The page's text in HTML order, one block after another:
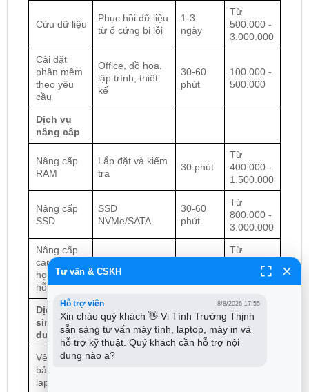
Cứu dữ liệu
Phục hồi dữ liệu
từ ổ cứng bị lỗi
1-3
ngày
Từ
500.000 -
3.000.000
Cài đặt
phần mềm
theo yêu
cầu
Office, đồ họa,
lập trình, thiết
kế
30-60
phút
100.000 -
500.000
Dịch vụ
nâng cấp
Nâng cấp
RAM
Lắp đặt và kiểm
tra
30 phút
Từ
400.000 -
1.500.000
Nâng cấp
SSD
SSD
NVMe/SATA
30-60
phút
Từ
800.000 -
3.000.000
Nâng cấp
card đồ
họa (laptop
hỗ trợ)
onboard
Từ
10.000.000
Dịch vụ vệ
sinh, bảo
dưỡng
Vệ sinh,
bảo dưỡng
laptop
Vệ sinh toàn bộ,
Tư vấn & CSKH
Hỗ trợ viên 8/8/2026 17:55
Xin chào quý khách 👋 Vi Tính Trường Thịnh
sẵn sàng tư vấn máy tính, laptop, máy in và
hỗ trợ kỹ thuật. Quý khách cần hỗ trợ nội
dung nào ạ?